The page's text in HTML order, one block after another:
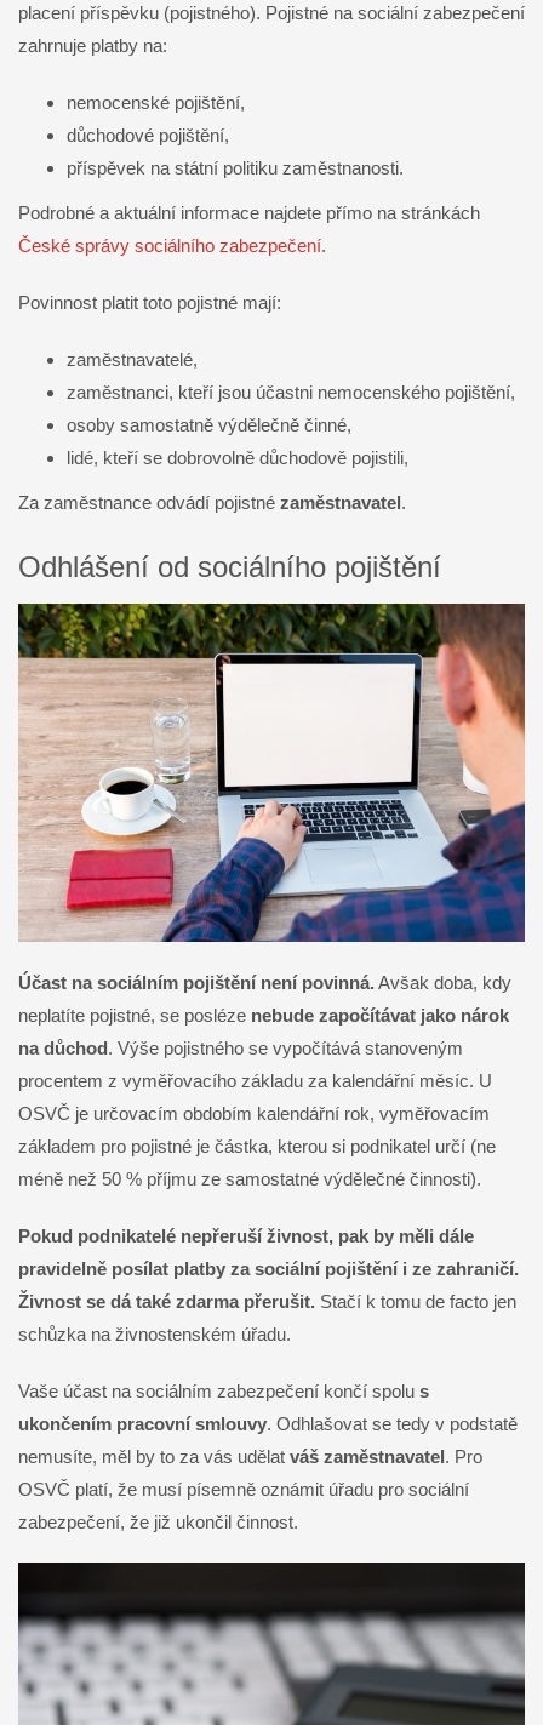
placení příspěvku (pojistného). Pojistné na sociální zabezpečení
zahrnuje platby na:
nemocenské pojištění,
důchodové pojištění,
příspěvek na státní politiku zaměstnanosti.
Podrobné a aktuální informace najdete přímo na stránkách
České správy sociálního zabezpečení.
Povinnost platit toto pojistné mají:
zaměstnavatelé,
zaměstnanci, kteří jsou účastni nemocenského pojištění,
osoby samostatně výdělečně činné,
lidé, kteří se dobrovolně důchodově pojistili,
Za zaměstnance odvádí pojistné zaměstnavatel.
Odhlášení od sociálního pojištění
Účast na sociálním pojištění není povinná.Avšak doba, kdy
neplatíte pojistné, se posléze nebude započítávat jako nárok
na důchod. Výše pojistného se vypočítává stanoveným
procentem z vyměřovacího základu za kalendářní měsíc. U
OSVČ je určovacím obdobím kalendářní rok, vyměřovacím
základem pro pojistné je částka, kterou si podnikatel určí (ne
méně než 50 % příjmu ze samostatné výdělečné činnosti).
Pokud podnikatelé nepřeruší živnost, pak by měli dále
pravidelně posílat platby za sociální pojištění i ze zahraničí.
Živnost se dá také zdarma přerušit. Stačí k tomu de facto jen
schůzka na živnostenském úřadu.
Vaše účast na sociálním zabezpečení končí spolu s
ukončením pracovní smlouvy. Odhlašovat se tedy v podstatě
nemusíte, měl by to za vás udělat váš zaměstnavatel. Pro
OSVČ platí, že musí písemně oznámit úřadu pro sociální
zabezpečení, že již ukončil činnost.